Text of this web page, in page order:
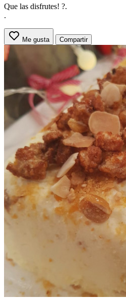
Que las disfrutes! ?.
.
Me gusta Compartir